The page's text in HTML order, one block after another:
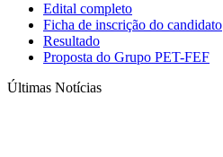
Edital completo
Ficha de inscrição do candidato
Resultado
Proposta do Grupo PET-FEF
Últimas Notícias